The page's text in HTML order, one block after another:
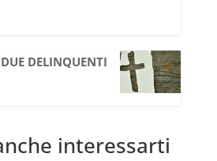
DELINQUENTI
interessarti